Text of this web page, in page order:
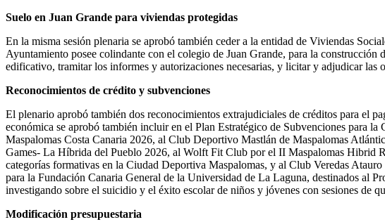
Suelo en Juan Grande para viviendas protegidas
En la misma sesión plenaria se aprobó también ceder a la entidad de Viviendas
Ayuntamiento posee colindante con el colegio de Juan Grande, para la
edificativo, tramitar los informes y autorizaciones necesarias, y licitar y adjudicar las
Reconocimientos de crédito y subvenciones
El plenario aprobó también dos reconocimientos extrajudiciales de créditos para el
económica se aprobó también incluir en el Plan Estratégico de Subvenciones para
Maspalomas Costa Canaria 2026, al Club Deportivo Mastlán de Maspalomas
Games- La Híbrida del Pueblo 2026, al Wolft Fit Club por el II Maspalomas Hibrid
categorías formativas en la Ciudad Deportiva Maspalomas, y al Club Veredas
para la Fundación Canaria General de la Universidad de La Laguna, destinados al
investigando sobre el suicidio y el éxito escolar de niños y jóvenes con sesiones de
Modificación presupuestaria